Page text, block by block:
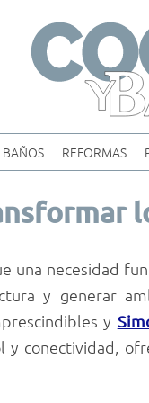
BAÑOS REFORMAS
una necesidad
y generar
y
y conectividad,